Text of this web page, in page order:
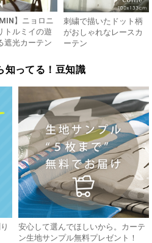
】ニョロニ
トルミイの遊
遮光カーテン
刺繍で描いたドット柄
がおしゃれなレースカ
ーテン
知ってる！豆知識
安心して選んでほしいから。カーテ
ン生地サンプル無料プレゼント！